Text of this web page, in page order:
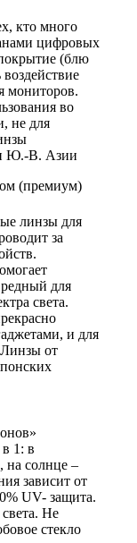
кто много
цифровых
(блю
мониторов.
во
не для
Ю.-В. Азии
(премиум)
линзы для
за
для
света.
и для
от
1: в
на солнце –
зависит от
UV- защита.
Не
стекло